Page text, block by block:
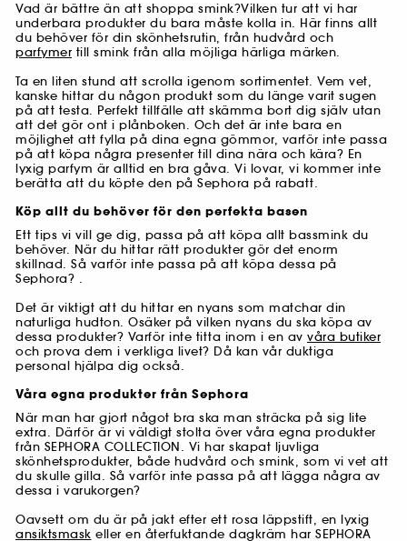
Vad är bättre än att shoppa smink?Vilken tur att vi har
underbara produkter du bara måste kolla in. Här finns allt
du behöver för din skönhetsrutin, från hudvård och
parfymer till smink från alla möjliga härliga märken.
Ta en liten stund att scrolla igenom sortimentet. Vem vet,
kanske hittar du någon produkt som du länge varit sugen
på att testa. Perfekt tillfälle att skämma bort dig själv utan
att det gör ont i plånboken. Och det är inte bara en
möjlighet att fylla på dina egna gömmor, varför inte passa
på att köpa några presenter till dina nära och kära? En
lyxig parfym är alltid en bra gåva. Vi lovar, vi kommer inte
berätta att du köpte den på Sephora på rabatt.
Köp allt du behöver för den perfekta basen
Ett tips vi vill ge dig, passa på att köpa allt bassmink du
behöver. När du hittar rätt produkter gör det enorm
skillnad. Så varför inte passa på att köpa dessa på
Sephora? .
Det är viktigt att du hittar en nyans som matchar din
naturliga hudton. Osäker på vilken nyans du ska köpa av
dessa produkter? Varför inte titta inom i en av våra butiker
och prova dem i verkliga livet? Då kan vår duktiga
personal hjälpa dig också.
Våra egna produkter från Sephora
När man har gjort något bra ska man sträcka på sig lite
extra. Därför är vi väldigt stolta över våra egna produkter
från SEPHORA COLLECTION. Vi har skapat ljuvliga
skönhetsprodukter, både hudvård och smink, som vi vet att
du skulle gilla. Så varför inte passa på att lägga några av
dessa i varukorgen?
Oavsett om du är på jakt efter ett rosa läppstift, en lyxig
ansiktsmask eller en återfuktande dagkräm har SEPHORA